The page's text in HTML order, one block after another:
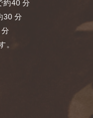
約40 分
30 分
。